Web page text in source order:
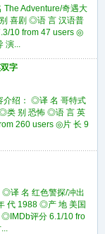
Adventure/奇遇大
喜剧 ◎语 言 汉语普
10 from 47 users ◎
演...
字
介绍： ◎译 名 哥特式
类 别 恐怖 ◎语 言 英
260 users ◎片 长 9
◎译 名 红色警探/冲出
代 1988 ◎产 地 美国
评分 6.1/10 fro